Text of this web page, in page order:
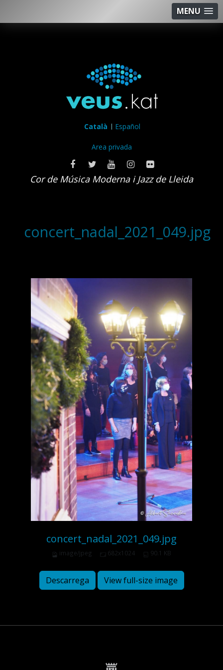
MENU
Català Español
Area privada
Cor de Música Moderna i Jazz de Lleida
concert_nadal_2021_049.jpg
concert_nadal_2021_049.jpg
image/jpeg 682x1024 90.1 KB
Descarrega View full-size image